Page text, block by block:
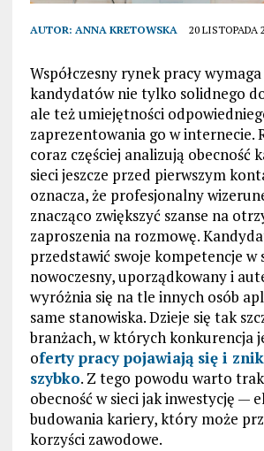
AUTOR: ANNA KRETOWSKA 20 LISTOPADA
Współczesny rynek pracy
kandydatów nie tylko solidnego
ale też umiejętności
zaprezentowania go w internecie.
coraz częściej analizują obecność
sieci jeszcze przed pierwszym
oznacza, że profesjonalny
znacząco zwiększyć szanse na
zaproszenia na rozmowę.
przedstawić swoje kompetencje w
nowoczesny, uporządkowany i
wyróżnia się na tle innych osób
same stanowiska. Dzieje się tak
branżach, w których konkurencja
oferty pracy pojawiają się i
szybko. Z tego powodu warto
obecność w sieci jak inwestycję —
budowania kariery, który może
korzyści zawodowe.